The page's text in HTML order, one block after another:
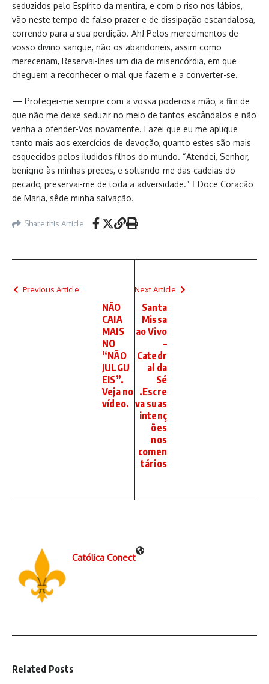
seduzidos pelo Espírito da mentira, e com o riso nos lábios,
vão neste tempo de falso prazer e de dissipação escandalosa,
correndo para a sua perdição. Ah! Pelos merecimentos de
vosso divino sangue, não os abandoneis, assim como
mereceriam, Reservai-lhes um dia de misericórdia, em que
cheguem a reconhecer o mal que fazem e a converter-se.
— Protegei-me sempre com a vossa poderosa mão, a fim de
que não me deixe seduzir no meio de tantos escândalos e não
venha a ofender-Vos novamente. Fazei que eu me aplique
tanto mais aos exercícios de devoção, quanto estes são mais
esquecidos pelos iludidos filhos do mundo. “Atendei, Senhor,
benigno às minhas preces, e soltando-me das cadeias do
pecado, preservai-me de toda a adversidade.” † Doce Coração
de Maria, sêde minha salvação.
Share this Article
Previous Article
NÃO
CAIA
MAIS
NO
“NÃO
JULGU
EIS”.
Veja no
vídeo.
Next Article
Santa
Missa
ao Vivo
–
Catedr
al da
Sé
.Escre
va suas
intenç
ões
nos
comen
tários
Católica Conect
Related Posts